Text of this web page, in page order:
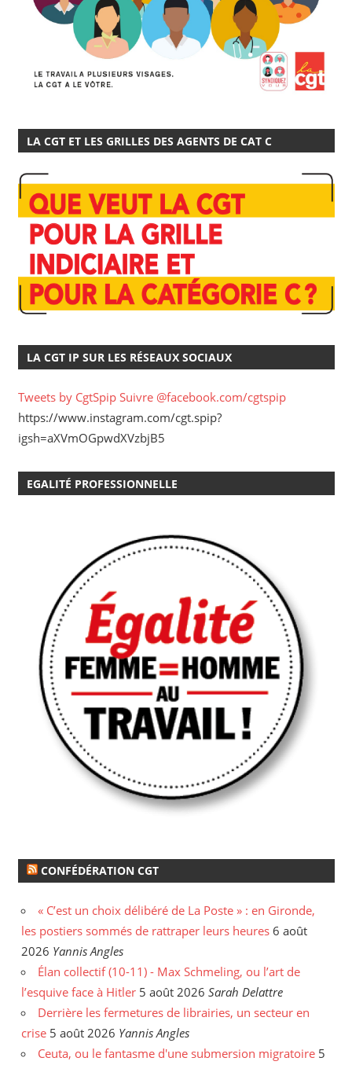
LA CGT ET LES GRILLES DES AGENTS DE CAT C
LA CGT IP SUR LES RÉSEAUX SOCIAUX
Tweets by CgtSpip Suivre @facebook.com/cgtspip
https://www.instagram.com/cgt.spip?
igsh=aXVmOGpwdXVzbjB5
EGALITÉ PROFESSIONNELLE
CONFÉDÉRATION CGT
« C’est un choix délibéré de La Poste » : en Gironde,
les postiers sommés de rattraper leurs heures 6 août
2026 Yannis Angles
Élan collectif (10-11) - Max Schmeling, ou l’art de
l’esquive face à Hitler 5 août 2026 Sarah Delattre
Derrière les fermetures de librairies, un secteur en
crise 5 août 2026 Yannis Angles
Ceuta, ou le fantasme d'une submersion migratoire 5